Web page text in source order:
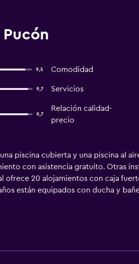
9,5 Comodidad
9,7 Servicios
9,7
Relación calidad-
precio
piscina cubierta y una piscina al
con asistencia gratuito. Otras
ofrece 20 alojamientos con caja
están equipados con ducha y
gracias a nuestro acceso a
al aire libre. Se pueden